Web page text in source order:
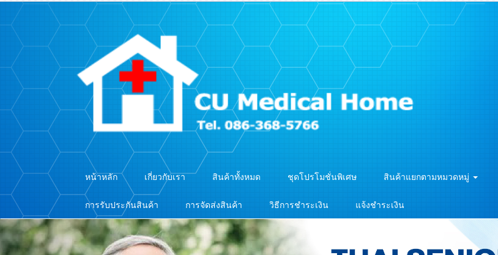
หน้าหลัก เกี่ยวกับเรา สินค้าทั้งหมด ชุดโปรโมชั่นพิเศษ สินค้าแยกตามหมวดหมู่
การรับประกันสินค้า การจัดส่งสินค้า วิธีการชำระเงิน แจ้งชำระเงิน